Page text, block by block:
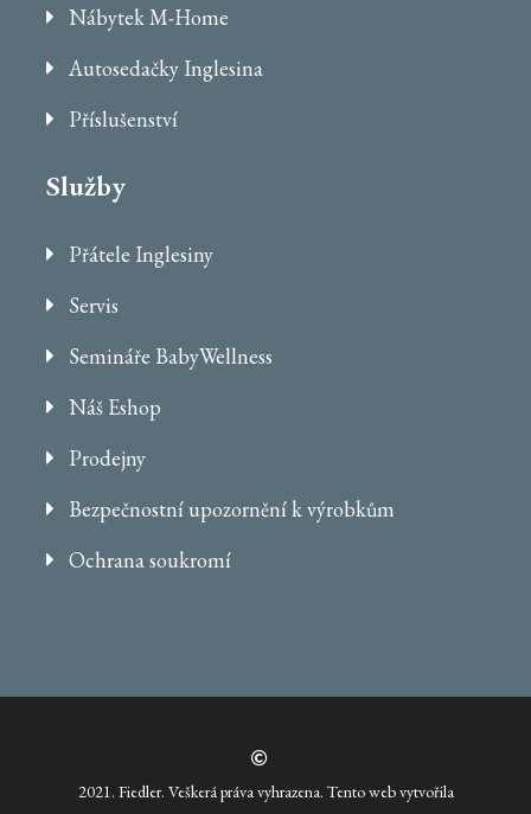
Nábytek M-Home
Autosedačky Inglesina
Příslušenství
Služby
Přátele Inglesiny
Servis
Semináře BabyWellness
Náš Eshop
Prodejny
Bezpečnostní upozornění k výrobkům
Ochrana soukromí
2021. Fiedler. Veškerá práva vyhrazena. Tento web vytvořila